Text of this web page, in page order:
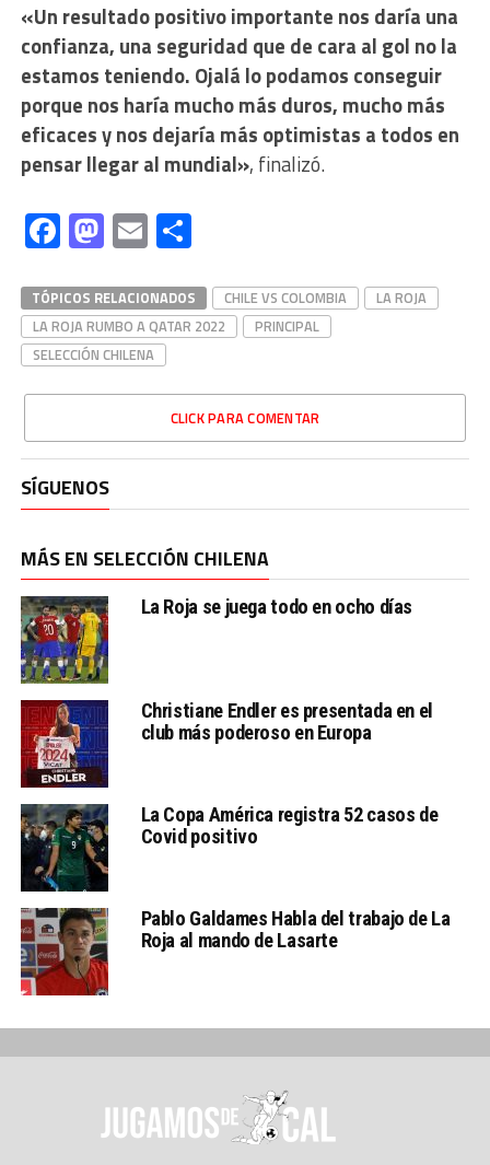
«Un resultado positivo importante nos daría una
confianza, una seguridad que de cara al gol no la
estamos teniendo. Ojalá lo podamos conseguir
porque nos haría mucho más duros, mucho más
eficaces y nos dejaría más optimistas a todos en
pensar llegar al mundial», finalizó.
Facebook
Mastodon
EmailCompartir
TÓPICOS RELACIONADOS CHILE VS COLOMBIA
LA ROJA
LA ROJA RUMBO A QATAR 2022
PRINCIPAL
SELECCIÓN CHILENA
CLICK PARA COMENTAR
SÍGUENOS
MÁS EN SELECCIÓN CHILENA
La Roja se juega todo en ocho días
Christiane Endler es presentada en el
club más poderoso en Europa
La Copa América registra 52 casos de
Covid positivo
Pablo Galdames Habla del trabajo de La
Roja al mando de Lasarte